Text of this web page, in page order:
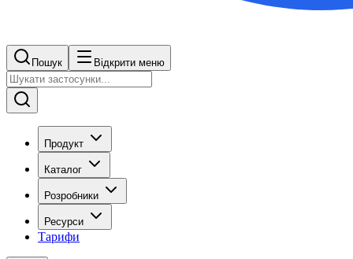
Пошук Відкрити меню
Продукт
Каталог
Розробники
Ресурси
Тарифи